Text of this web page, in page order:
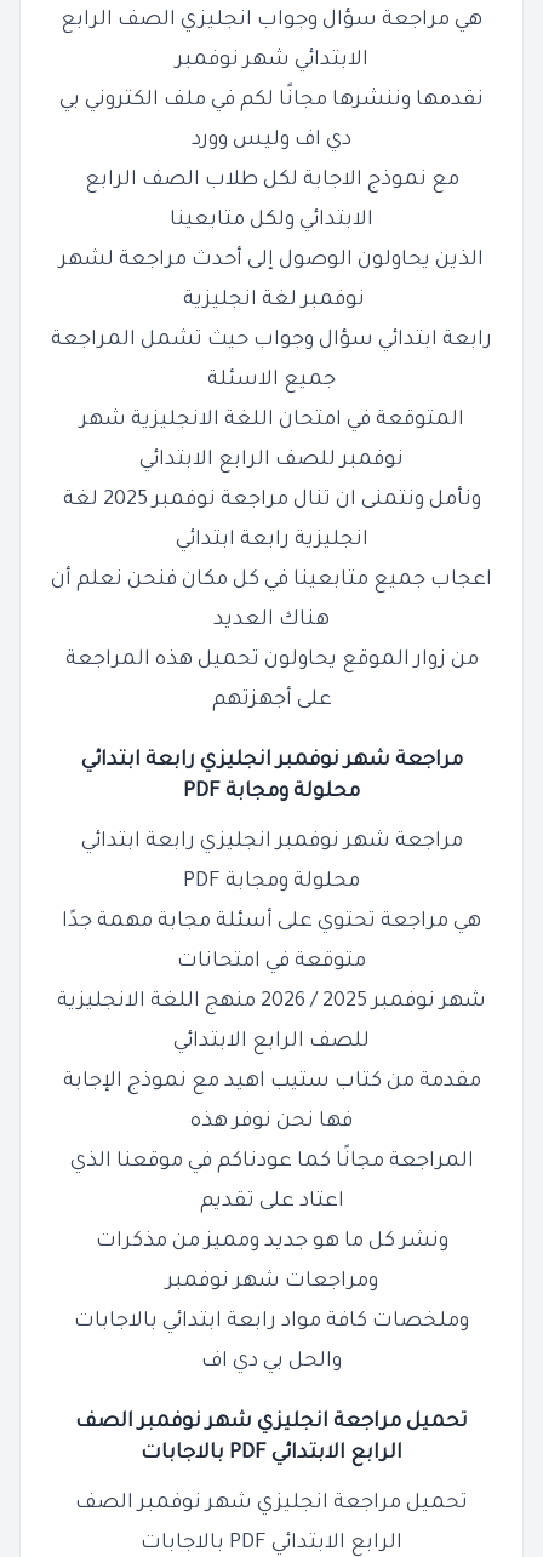
هي مراجعة سؤال وجواب انجليزي الصف الرابع
الابتدائي شهر نوفمبر
نقدمها وننشرها مجانًا لكم في ملف الكتروني بي
دي اف وليس وورد
مع نموذج الاجابة لكل طلاب الصف الرابع
الابتدائي ولكل متابعينا
الذين يحاولون الوصول إلى أحدث مراجعة لشهر
نوفمبر لغة انجليزية
رابعة ابتدائي سؤال وجواب حيث تشمل المراجعة
جميع الاسئلة
المتوقعة في امتحان اللغة الانجليزية شهر
نوفمبر للصف الرابع الابتدائي
ونأمل ونتمنى ان تنال مراجعة نوفمبر 2025 لغة
انجليزية رابعة ابتدائي
اعجاب جميع متابعينا في كل مكان فنحن نعلم أن
هناك العديد
من زوار الموقع يحاولون تحميل هذه المراجعة
على أجهزتهم
مراجعة شهر نوفمبر انجليزي رابعة ابتدائي
محلولة ومجابة PDF
مراجعة شهر نوفمبر انجليزي رابعة ابتدائي
محلولة ومجابة PDF
هي مراجعة تحتوي على أسئلة مجابة مهمة جدًا
متوقعة في امتحانات
شهر نوفمبر 2025 / 2026 منهج اللغة الانجليزية
للصف الرابع الابتدائي
مقدمة من كتاب ستيب اهيد مع نموذج الإجابة
فها نحن نوفر هذه
المراجعة مجانًا كما عودناكم في موقعنا الذي
اعتاد على تقديم
ونشر كل ما هو جديد ومميز من مذكرات
ومراجعات شهر نوفمبر
وملخصات كافة مواد رابعة ابتدائي بالاجابات
والحل بي دي اف
تحميل مراجعة انجليزي شهر نوفمبر الصف
الرابع الابتدائي PDF بالاجابات
تحميل مراجعة انجليزي شهر نوفمبر الصف
الرابع الابتدائي PDF بالاجابات